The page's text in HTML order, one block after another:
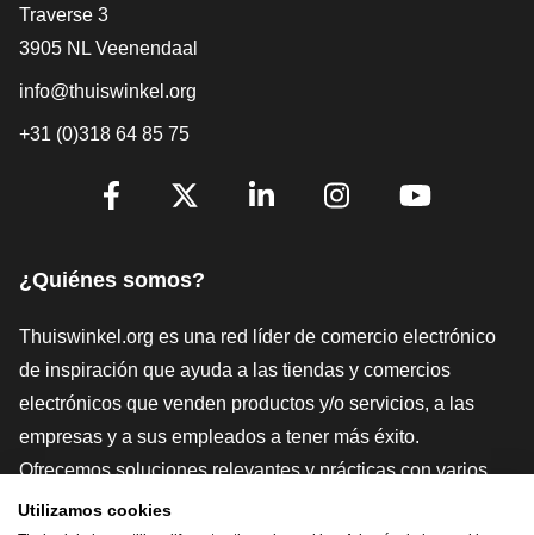
[_General:Contact]
Traverse 3
3905 NL Veenendaal
info@thuiswinkel.org
+31 (0)318 64 85 75
[_General:SocialMediaTitle]
¿Quiénes somos?
Thuiswinkel.org es una red líder de comercio electrónico
de inspiración que ayuda a las tiendas y comercios
electrónicos que venden productos y/o servicios, a las
empresas y a sus empleados a tener más éxito.
Ofrecemos soluciones relevantes y prácticas con varios
sellos de confianza, Thuiswinkel Reviews, herramientas y
Utilizamos cookies